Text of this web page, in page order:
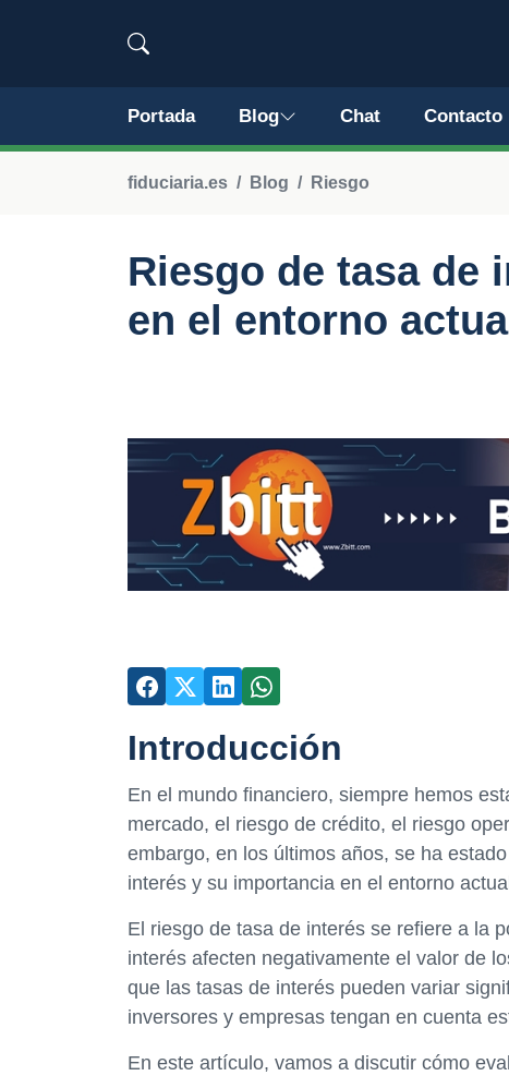
Portada Blog Chat Contacto
fiduciaria.es Blog Riesgo
Riesgo de tasa de
en el entorno actual
Introducción
En el mundo financiero, siempre hemos
mercado, el riesgo de crédito, el riesgo
embargo, en los últimos años, se ha
interés y su importancia en el entorno
El riesgo de tasa de interés se refiere a la
interés afecten negativamente el valor de
que las tasas de interés pueden variar
inversores y empresas tengan en cuenta
En este artículo, vamos a discutir cómo